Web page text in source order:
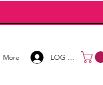
More LOG IN